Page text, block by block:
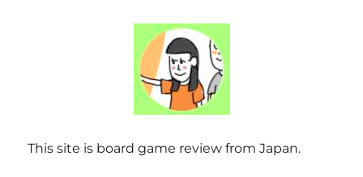
This site is board game review from Japan.